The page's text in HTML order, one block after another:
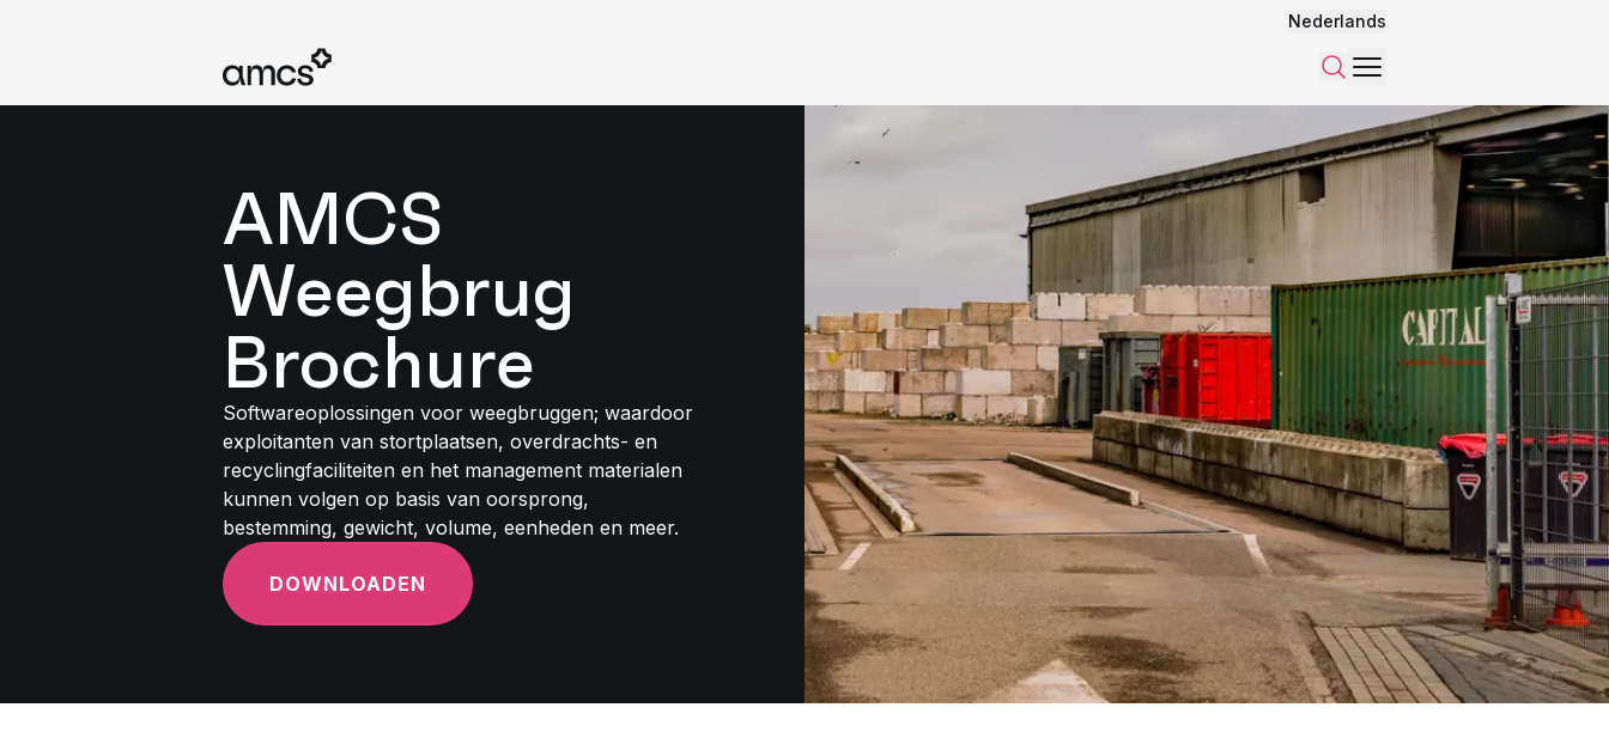
Nederlands
ZoekenMenu
AMCS
Weegbrug
Brochure
Softwareoplossingen voor weegbruggen; waardoor
exploitanten van stortplaatsen, overdrachts- en
recyclingfaciliteiten en het management materialen
kunnen volgen op basis van oorsprong,
bestemming, gewicht, volume, eenheden en meer.
DOWNLOADEN